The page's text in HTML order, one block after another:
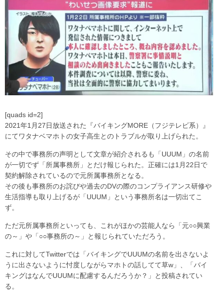
[quads id=2]
2021年1月27日放送された『バイキングMORE（フジテレビ系）』
にてワタナベマホトの女子高生とのトラブルが取り上げられた。
その中で事務所の声明として文章が紹介されるも「UUUM」の名前
が一切でず「所属事務所」とだけ報じられた。正確には1月22日で
契約解除されているので元所属事務所となる。
その後も事務所のお詫びや過去のDVの際のコンプライアンス研修や
生活指導も取り上げるが「UUUM」という事務所名は一切出てこ
ず。
ただ元所属事務所といっても、これがほかの芸能人なら「元○○興業
の～」や「○○事務所の～」と報じられていただろう。
これに対してTwitterでは「バイキングでUUUMの名前を出さないよ
うに出さないように忖度しながらマホトの話してて草w」、「バイ
キングはなんでUUUMに配慮するんだろうか？」と投稿されてい
る。